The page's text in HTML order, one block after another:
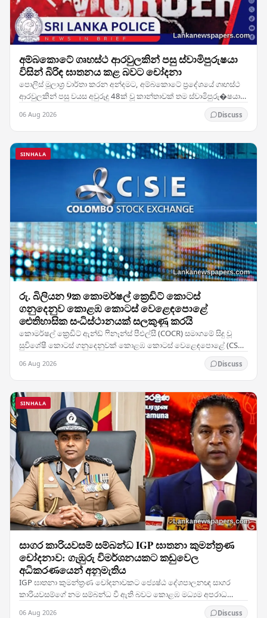
අම්බකොටේ ගෘහස්ථ ආරවුලකින් පසු ස්වාමිපුරුෂයා
විසින් බිරිඳ ඝාතනය කළ බවට චෝදනා
පොලිස් මූලාශ්‍ර වාර්තා කරන අන්දමට, අම්බකොටේ ප්‍රදේශයේ ගෘහස්ථ
ආරවුලකින් පසු වයස අවුරුදු 48ක් වූ කාන්තාවක් තම ස්වාමිපුරු�ෂයා
06 Aug 2026 Discuss
SINHALA
රු. බිලියන 9ක කොමර්ෂල් ක්‍රෙඩිට් කොටස්
ගනුදෙනුව කොළඹ කොටස් වෙළෙඳපොළේ
ඓතිහාසික සංධිස්ථානයක් සලකුණු කරයි
කොමර්ෂල් ක්‍රෙඩිට් ඇන්ඩ් ෆිනෑන්ස් පීඑල්සී (COCR) සමාගමේ සිදු වූ
සුවිශේෂී කොටස් ගනුදෙනුවක් කොළඹ කොටස් වෙළෙඳපොළේ (CSE)
06 Aug 2026 Discuss
SINHALA
සාගර කාරියවසම් සම්බන්ධ IGP ඝාතනා කුමන්ත්‍රණ
චෝදනාව: ගැඹුරු විමර්ශනයකට කඩුවෙල
අධිකරණයෙන් අනුමැතිය
IGP ඝාතනා කුමන්ත්‍රණ චෝදනාවකට ජ්‍යෙෂ්ඨ දේශපාලනඥ සාගර
කාරියවසම්ගේ නම සම්බන්ධ වී ඇති බවට කොළඹ මධ්‍යම අපරාධ
විමර්ශන කාර්යාංශය (CCIB) ඉදිරිපත් කළ වාර්තාව සලකා බැලූ…
06 Aug 2026 Discuss